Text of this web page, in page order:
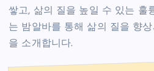
쌓고, 삶의 질을 높일 수 있는 훌
는 밤알바를 통해 삶의 질을 향
을 소개합니다.